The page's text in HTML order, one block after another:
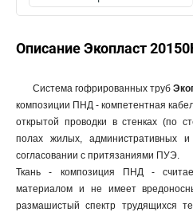
Описание Экопласт
Система гофрированных труб
композиции ПНД - компетентная
открытой проводки в стенках (по
полах жилых, административных
согласовании с притязаниями ПУЭ.
Ткань - композиция ПНД -
материалом и не имеет
размашистый спектр трудящихся